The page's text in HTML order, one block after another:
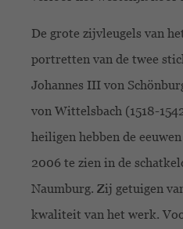
De grote zijvleugels van
portretten van de twee
Johannes III von
von Wittelsbach (1518-
heiligen hebben de
2006 te zien in de
Naumburg. Zij getuigen
kwaliteit van het werk.